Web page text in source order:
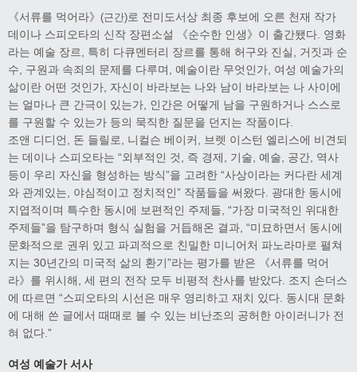
《서류를 먹어라》 (근간)로 전미도서상 최종 후보에 오른 천재 작가
데이나 스피오타의 신작 장편소설 《순수한 인생》이 출간됐다. 영화
라는 예술 장르, 특히 다큐멘터리 장르를 통해 허구와 진실, 거짓과 순
수, 구원과 속죄의 문제를 다루며, 예술이란 무엇인가, 여성 예술가의
삶이란 어떤 것인가, 자신이 바라보는 나와 남이 바라보는 나 사이에
는 얼마나 큰 간극이 있는가, 인간은 어떻게 남을 구원하거나 스스로
를 구원할 수 있는가 등의 묵직한 질문을 던지는 작품이다.
조앤 디디언, 돈 들릴로, 니컬슨 베이커, 브렛 이스턴 엘리스에 비견되
는 데이나 스피오타는 “외부적인 것, 즉 경제, 기술, 예술, 공간, 역사
등이 우리 자신을 형성하는 방식”을 고려한 “사상이라는 커다란 세계
와 관계있는, 야심적이고 정치적인” 작품들을 써왔다. 광대한 동시에
지엽적이며 특수한 동시에 보편적인 주제들, “가장 미국적인 위대한
주제들”을 탐구하며 형식 실험을 거듭해온 결과, “미묘하면서 동시에
문화적으로 권위 있고 파괴적으로 친밀한 미니어처 파노라마로 펼쳐
지는 30년간의 미국적 삶의 환기”라는 평가를 받은 《서류를 먹어
라》를 위시해, 세 편의 전작 모두 비평적 찬사를 받았다. 조지 손더스
에 따르면 “스피오타의 시선은 매우 영리하고 재치 있다. 동시대 문화
에 대해 쓴 글에서 때때로 볼 수 있는 비난조의 공허한 아이러니가 전
혀 없다.”
여성 예술가 서사